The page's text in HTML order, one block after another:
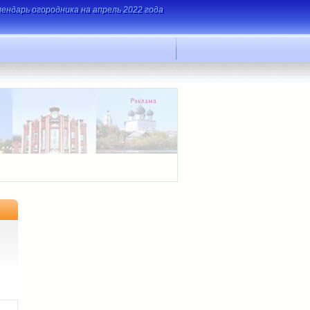
огородника на апрель 2022 года